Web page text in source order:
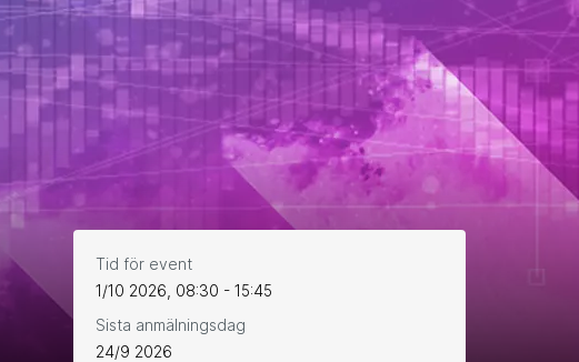
Tid för event
1/10 2026, 08:30 - 15:45
Sista anmälningsdag
24/9 2026